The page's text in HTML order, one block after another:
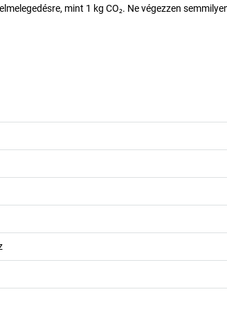
mint 1 kg CO₂. Ne végezzen